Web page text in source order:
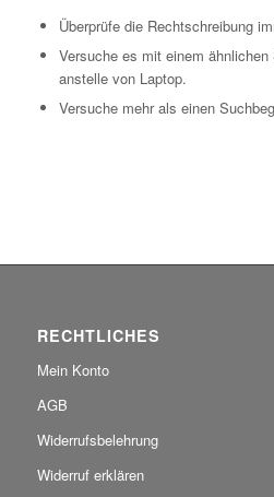
Überprüfe die Rechtschreibung
Versuche es mit einem
anstelle von Laptop.
Versuche mehr als einen
RECHTLICHES
Mein Konto
AGB
Widerrufsbelehrung
Widerruf erklären